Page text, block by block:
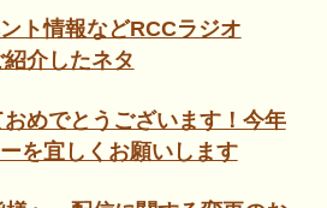
ト情報などRCCラジオ
紹介したネタ
めでとうございます！今年
を宜しくお願いします